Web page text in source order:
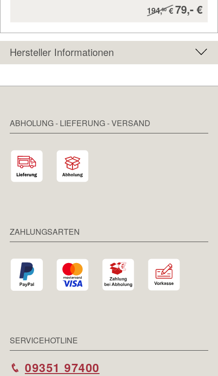
Regulärer Preis:
194,60€79,-€
Hersteller Informationen
ABHOLUNG - LIEFERUNG - VERSAND
ZAHLUNGSARTEN
SERVICEHOTLINE
09351 97400